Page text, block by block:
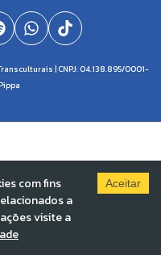
| CNPJ: 04.138.895/0001-
com fins
a
visite a
Aceitar